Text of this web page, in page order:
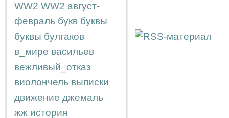
WW2 WW2 август-
февраль букв буквы
буквы булгаков
в_мире васильев
вежливый_отказ
виолончель выписки
движение джемаль
жж история